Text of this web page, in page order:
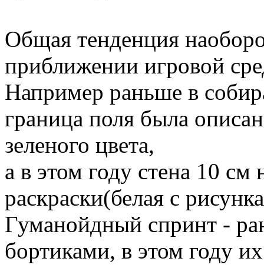
Общая тенденция
приближении игровой
Например раньше в
граница поля была
зеленого цвета,
а в этом году стена 10 см
раскраски(белая с
Гуманойдный спринт -
бортиками, в этом году